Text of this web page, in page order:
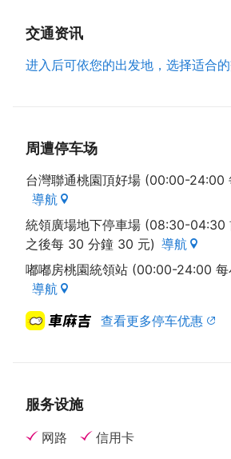
交通资讯
进入后可依您的出发地，选择适合
周遭停车场
台灣聯通桃園頂好場 (00:00-24:00
導航
統領廣場地下停車場 (08:30-04:30
之後每 30 分鐘 30 元) 導航
嘟嘟房桃園統領站 (00:00-24:00
導航
查看更多停车优惠
服务设施
网路 信用卡